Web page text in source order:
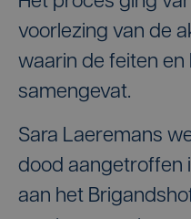
voorlezing van de
waarin de feiten
samengevat.
Sara Laeremans
dood aangetroffen
aan het